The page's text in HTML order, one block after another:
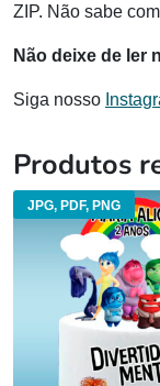
ZIP. Não sabe
Não deixe de ler
Siga nosso
Produtos
JPG, PDF, PNG